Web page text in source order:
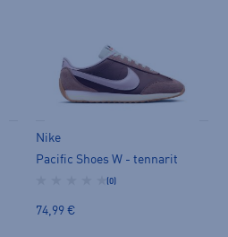
Nike
Pacific Shoes W - tennarit
(0)
74,99 €